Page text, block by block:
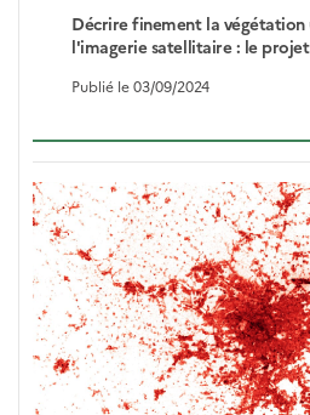
Décrire finement la végétation
l'imagerie satellitaire : le
Publié le 03/09/2024